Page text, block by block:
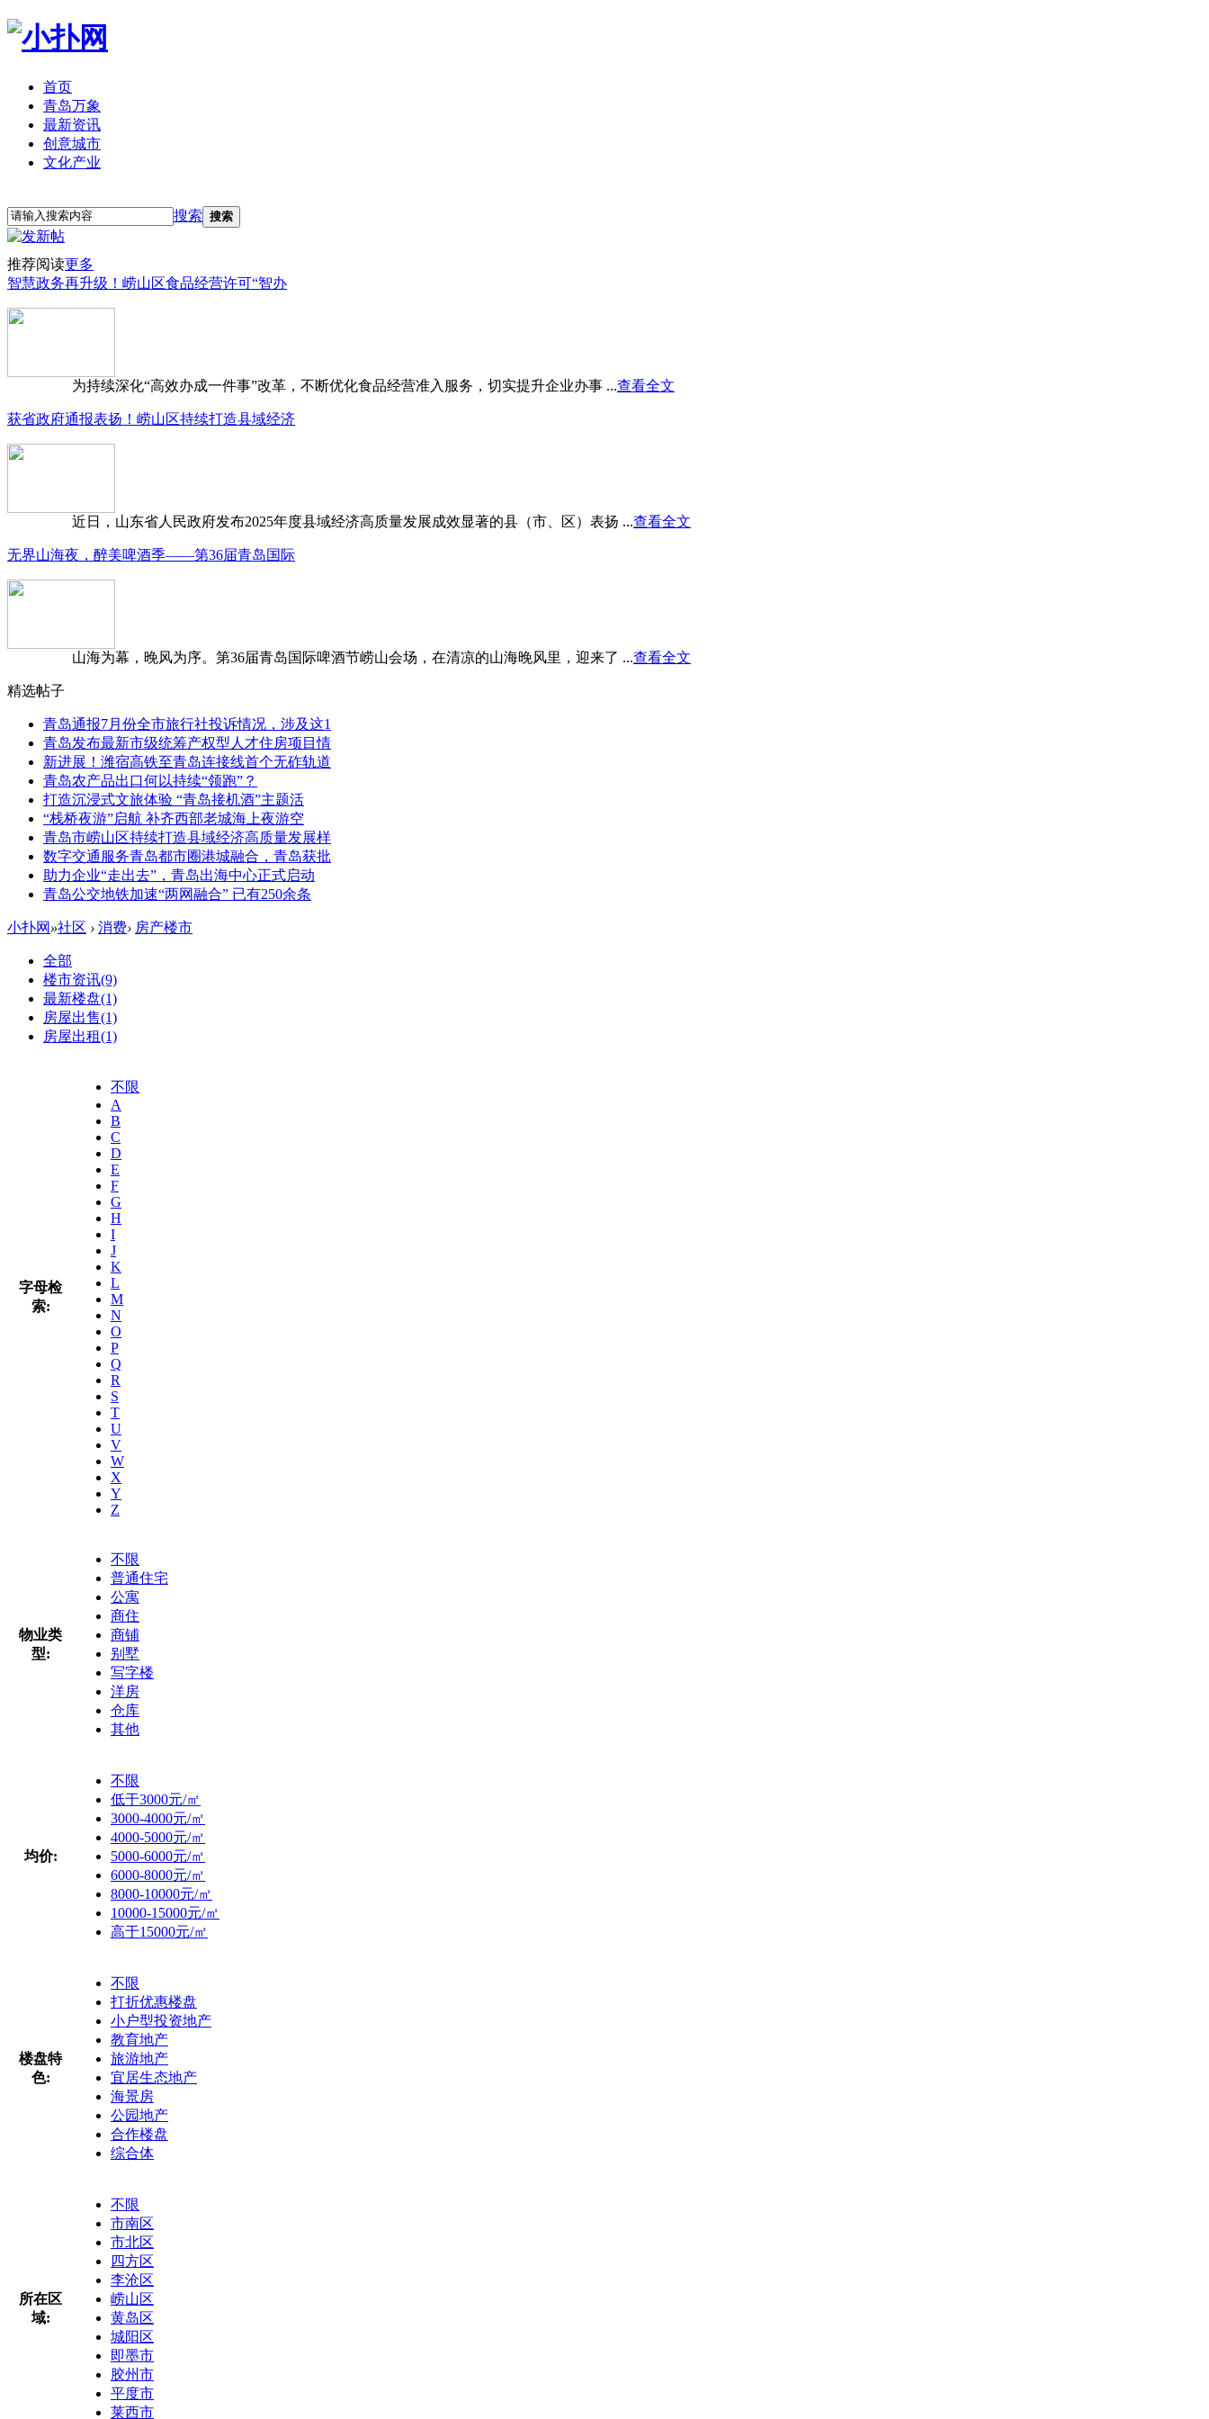
首页
青岛万象
最新资讯
创意城市
文化产业
搜索 搜索
推荐阅读更多
智慧政务再升级！崂山区食品经营许可“智办
为持续深化“高效办成一件事”改革，不断优化食品经营准入服务，切实提升企业办事 ...查看全文
获省政府通报表扬！崂山区持续打造县域经济
近日，山东省人民政府发布2025年度县域经济高质量发展成效显著的县（市、区）表扬 ...查看全文
无界山海夜，醉美啤酒季——第36届青岛国际
山海为幕，晚风为序。第36届青岛国际啤酒节崂山会场，在清凉的山海晚风里，迎来了 ...查看全文
精选帖子
青岛通报7月份全市旅行社投诉情况，涉及这1
青岛发布最新市级统筹产权型人才住房项目情
新进展！潍宿高铁至青岛连接线首个无砟轨道
青岛农产品出口何以持续“领跑”？
打造沉浸式文旅体验 “青岛接机酒”主题活
“栈桥夜游”启航 补齐西部老城海上夜游空
青岛市崂山区持续打造县域经济高质量发展样
数字交通服务青岛都市圈港城融合，青岛获批
助力企业“走出去”，青岛出海中心正式启动
青岛公交地铁加速“两网融合” 已有250余条
小扑网 »社区 › 消费› 房产楼市
全部
楼市资讯(9)
最新楼盘(1)
房屋出售(1)
房屋出租(1)
字母检
索:
不限
A
B
C
D
E
F
G
H
I
J
K
L
M
N
O
P
Q
R
S
T
U
V
W
X
Y
Z
物业类
型:
不限
普通住宅
公寓
商住
商铺
别墅
写字楼
洋房
仓库
其他
均价:
不限
低于3000元/㎡
3000-4000元/㎡
4000-5000元/㎡
5000-6000元/㎡
6000-8000元/㎡
8000-10000元/㎡
10000-15000元/㎡
高于15000元/㎡
楼盘特
色:
不限
打折优惠楼盘
小户型投资地产
教育地产
旅游地产
宜居生态地产
海景房
公园地产
合作楼盘
综合体
所在区
域:
不限
市南区
市北区
四方区
李沧区
崂山区
黄岛区
城阳区
即墨市
胶州市
平度市
莱西市